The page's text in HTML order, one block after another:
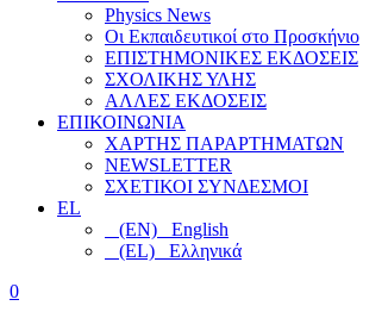
Physics News
Οι Εκπαιδευτικοί στο Προσκήνιο
ΕΠΙΣΤΗΜΟΝΙΚΕΣ ΕΚΔΟΣΕΙΣ
ΣΧΟΛΙΚΗΣ ΥΛΗΣ
ΑΛΛΕΣ ΕΚΔΟΣΕΙΣ
ΕΠΙΚΟΙΝΩΝΙΑ
ΧΑΡΤΗΣ ΠΑΡΑΡΤΗΜΑΤΩΝ
NEWSLETTER
ΣΧΕΤΙΚΟΙ ΣΥΝΔΕΣΜΟΙ
EL
(EN) English
(EL) Ελληνικά
0